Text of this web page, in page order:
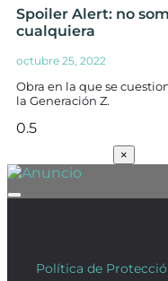
Spoiler Alert: no
cualquiera
octubre 25, 2022
Obra en la que se
la Generación Z.
×
Política de